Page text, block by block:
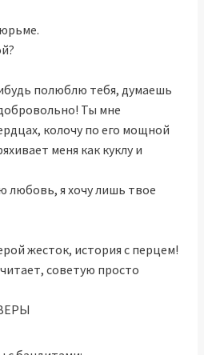
полюблю тебя, думаешь
Ты мне
колочу по его мощной
меня как куклу и
любовь, я хочу лишь твое
жесток, история с перцем!
советую просто